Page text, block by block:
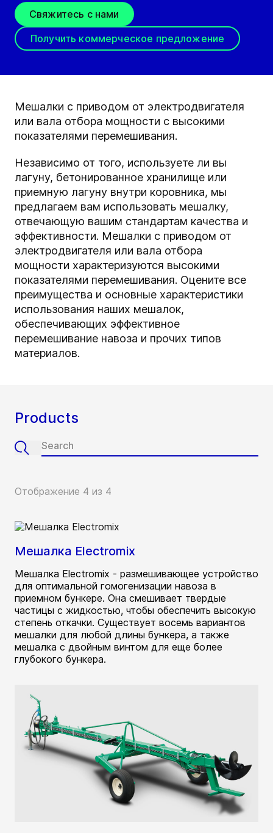
Свяжитесь с нами
Получить коммерческое предложение
Мешалки с приводом от электродвигателя
или вала отбора мощности с высокими
показателями перемешивания.
Независимо от того, используете ли вы
лагуну, бетонированное хранилище или
приемную лагуну внутри коровника, мы
предлагаем вам использовать мешалку,
отвечающую вашим стандартам качества и
эффективности. Мешалки с приводом от
электродвигателя или вала отбора
мощности характеризуются высокими
показателями перемешивания. Оцените все
преимущества и основные характеристики
использования наших мешалок,
обеспечивающих эффективное
перемешивание навоза и прочих типов
материалов.
Products
Отображение 4 из 4
Мешалка Electromix
Мешалка Electromix - размешивающее устройство
для оптимальной гомогенизации навоза в
приемном бункере. Она смешивает твердые
частицы с жидкостью, чтобы обеспечить высокую
степень откачки. Существует восемь вариантов
мешалки для любой длины бункера, а также
мешалка с двойным винтом для еще более
глубокого бункера.